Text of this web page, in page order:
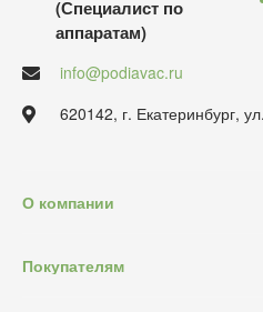
(Специалист по
аппаратам)
info@podiavac.ru
620142, г. Екатеринбург,
О компании
Покупателям